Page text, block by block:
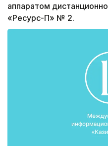
аппаратом
«Ресурс-П» № 2.